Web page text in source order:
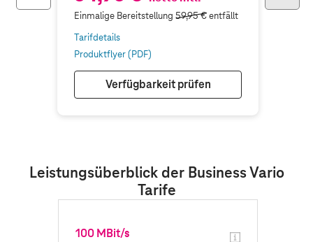
Einmalige Bereitstellung 59,95 €entfällt
Tarifdetails
Produktflyer (PDF)
Verfügbarkeit prüfen
100 MBit/s
Leistungsüberblick der Business Vario
Tarife